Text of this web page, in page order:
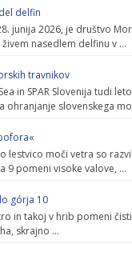
delfin
junija 2026, je društvo
nasedlem delfinu v …
travnikov
in SPAR Slovenija tudi
ohranjanje slovenskega
lestvico moči vetra so
9 pomeni visoke valove, …
górja 10
in takoj v hrib pomeni
skrajno …